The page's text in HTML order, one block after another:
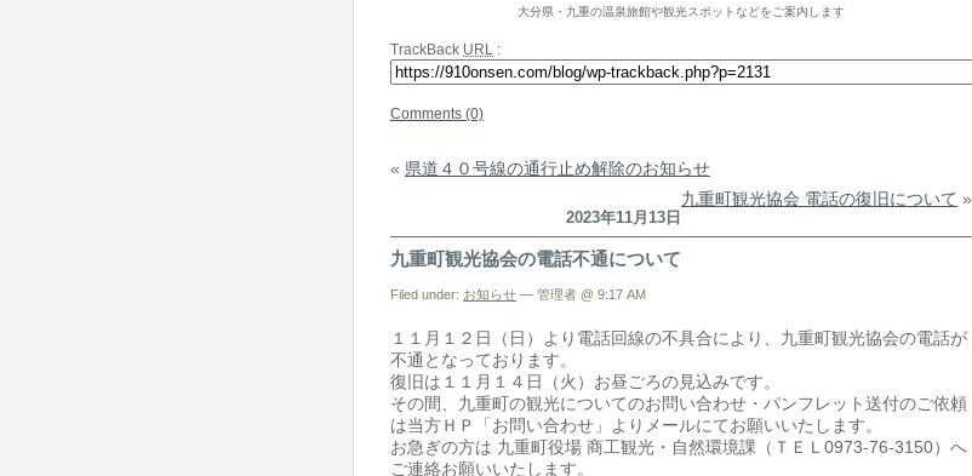
大分県・九重の温泉旅館や観光スポットなどをご案内します
TrackBack URL :
Comments (0)
« 県道４０号線の通行止め解除のお知らせ
九重町観光協会 電話の復旧について »
2023年11月13日
九重町観光協会の電話不通について
Filed under: お知らせ — 管理者 @ 9:17 AM
１１月１２日（日）より電話回線の不具合により、九重町観光協会の電話が
不通となっております。
復旧は１１月１４日（火）お昼ごろの見込みです。
その間、九重町の観光についてのお問い合わせ・パンフレット送付のご依頼
は当方ＨＰ「お問い合わせ」よりメールにてお願いいたします。
お急ぎの方は 九重町役場 商工観光・自然環境課（ＴＥＬ0973-76-3150）へ
ご連絡お願いいたします。